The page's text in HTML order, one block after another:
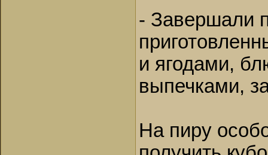
- Завершали
и ягодами,
выпечками,
На пиру